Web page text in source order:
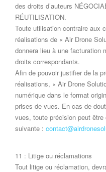
des droits d’auteurs
RÉUTILISATION.
Toute utilisation contraire aux
réalisations de « Air Drone
donnera lieu à une facturation
droits correspondants.
Afin de pouvoir justifier de la
réalisations, « Air Drone
numérique dans le format
prises de vues. En cas de
vues, toute précision peut être
suivante :
11 : Litige ou réclamations
Tout litige ou réclamation,